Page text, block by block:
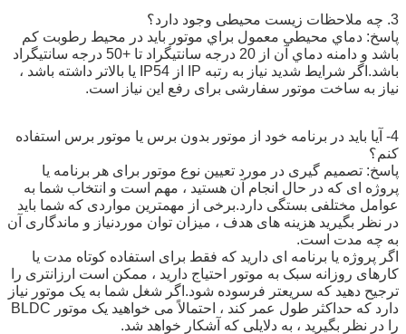
3. چه ملاحظات زیست محیطی وجود دارد؟
پاسخ: دماي محيطي معمول براي موتور بايد در محيط رطوبت كم
باشد و دامنه دماي آن از 20 درجه سانتيگراد تا +50 درجه سانتيگراد
باشد.اگر شرایط شدید نیاز به رتبه IP از IP54 یا بالاتر داشته باشد ،
نیاز به ساخت موتور سفارشی برای رفع این نیاز است.
4- آیا باید در برنامه خود از موتور بدون برس یا موتور برس استفاده
کنم؟
پاسخ: تصمیم گیری در مورد تعیین نوع موتور برای هر برنامه یا
پروژه ای که در حال انجام آن هستید ، مهم است و انتخاب شما به
عوامل مختلفی بستگی دارد.برخی از مهمترین مواردی که شما باید
در نظر بگیرید هزینه های هدف ، میزان توان موردنیاز و ماندگاری آن
به چه مدت است.
اگر پروژه یا برنامه ای دارید که فقط برای استفاده کوتاه مدت یا
کارهای روزانه سبک به موتور احتیاج دارید ، ممکن است ارزانتری را
ترجیح دهید که سریعتر فرسوده شود.اگر شغل شما به یک موتور نیاز
دارد که حداکثر طول عمر کند ، احتمالاً می خواهید یک موتور BLDC
را در نظر بگیرید ، به دلایلی که آشکار خواهد شد.